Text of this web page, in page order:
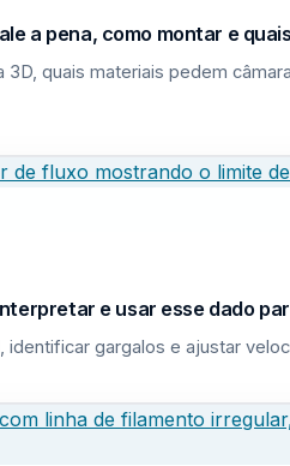
a pena, como montar e
3D, quais materiais pedem
e usar esse dado
gargalos e ajustar